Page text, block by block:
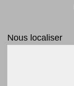
Nous localiser